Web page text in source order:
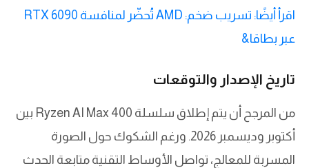
اقرأ أيضًا: تسريب ضخم: AMD تُحضّر لمنافسة RTX 6090
عبر بطاقا&
تاريخ الإصدار والتوقعات
من المرجح أن يتم إطلاق سلسلة Ryzen AI Max 400 بين
أكتوبر وديسمبر 2026. ورغم الشكوك حول الصورة
المسربة للمعالج، تواصل الأوساط التقنية متابعة الحدث